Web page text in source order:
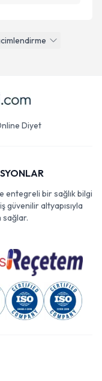
Diyet
entegreli bir sağlık bilgi
güvenilir altyapısıyla
sağlar.